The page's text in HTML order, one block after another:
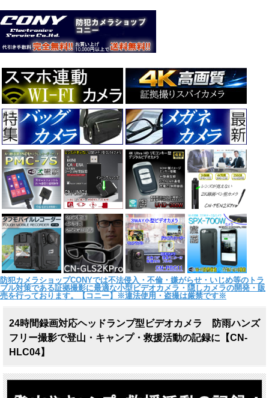
防犯カメラショップCONYでは不法侵入・不倫・嫌がらせ・いじめ等のトラ
ブル対策である証拠撮影に最適な小型ビデオカメラ・隠しカメラの開発・販
売を行っております。【コニー】※違法使用・盗撮は厳禁です※
24時間録画対応ヘッドランプ型ビデオカメラ 防雨ハンズ
フリー撮影で登山・キャンプ・救援活動の記録に【CN-
HLC04】